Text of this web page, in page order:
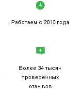
Работаем с 2010 года
Более 34 тысяч
проверенных
отзывов